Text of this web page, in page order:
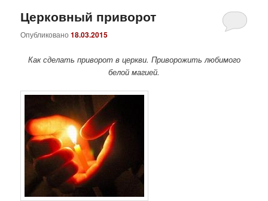
Церковный приворот
Опубликовано18.03.2015
Как сделать приворот в церкви. Приворожить любимого
белой магией.